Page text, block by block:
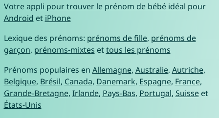
Votreappli pour trouver le prénom de bébé idéal pour
Android et iPhone
Lexique des prénoms: prénoms de fille, prénoms de
garçon, prénoms-mixtes ettous les prénoms
Prénoms populaires en Allemagne, Australie, Autriche,
Belgique, Brésil, Canada, Danemark, Espagne, France,
Grande-Bretagne, Irlande, Pays-Bas, Portugal, Suisseet
États-Unis